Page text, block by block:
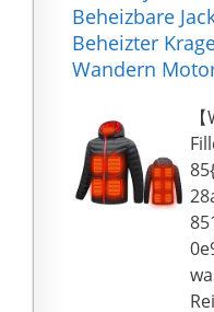
☆
Beheizbare
Beheizter
Wandern